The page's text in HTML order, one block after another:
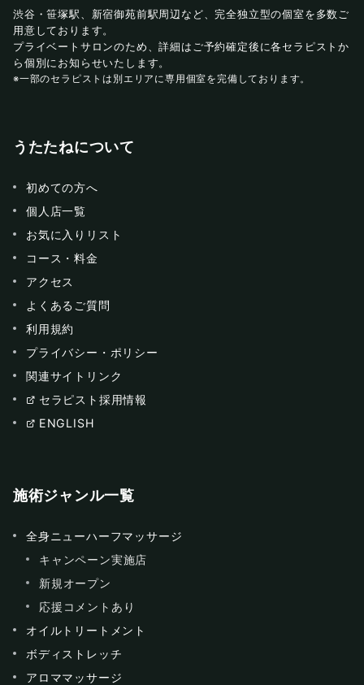
渋谷・笹塚駅、新宿御苑前駅周辺など、完全独立型の個室を多数ご
用意しております。
プライベートサロンのため、詳細はご予約確定後に各セラピストか
ら個別にお知らせいたします。
※一部のセラピストは別エリアに専用個室を完備しております。
うたたねについて
初めての方へ
個人店一覧
お気に入りリスト
コース・料金
アクセス
よくあるご質問
利用規約
プライバシー・ポリシー
関連サイトリンク
セラピスト採用情報
ENGLISH
施術ジャンル一覧
全身ニューハーフマッサージ
キャンペーン実施店
新規オープン
応援コメントあり
オイルトリートメント
ボディストレッチ
アロママッサージ